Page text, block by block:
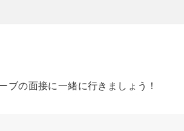
ブの面接に一緒に行きましょう！